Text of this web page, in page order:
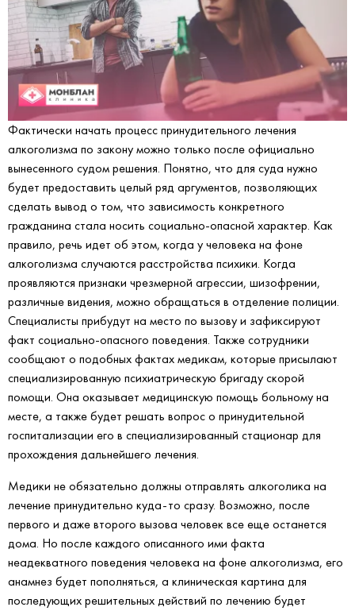
Фактически начать процесс принудительного лечения
алкоголизма по закону можно только после официально
вынесенного судом решения. Понятно, что для суда нужно
будет предоставить целый ряд аргументов, позволяющих
сделать вывод о том, что зависимость конкретного
гражданина стала носить социально-опасной характер. Как
правило, речь идет об этом, когда у человека на фоне
алкоголизма случаются расстройства психики. Когда
проявляются признаки чрезмерной агрессии, шизофрении,
различные видения, можно обращаться в отделение полиции.
Специалисты прибудут на место по вызову и зафиксируют
факт социально-опасного поведения. Также сотрудники
сообщают о подобных фактах медикам, которые присылают
специализированную психиатрическую бригаду скорой
помощи. Она оказывает медицинскую помощь больному на
месте, а также будет решать вопрос о принудительной
госпитализации его в специализированный стационар для
прохождения дальнейшего лечения.
Медики не обязательно должны отправлять алкоголика на
лечение принудительно куда-то сразу. Возможно, после
первого и даже второго вызова человек все еще останется
дома. Но после каждого описанного ими факта
неадекватного поведения человека на фоне алкоголизма, его
анамнез будет пополняться, а клиническая картина для
последующих решительных действий по лечению будет